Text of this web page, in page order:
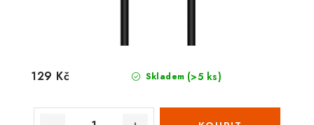
Skladem (>5 ks)
129 Kč